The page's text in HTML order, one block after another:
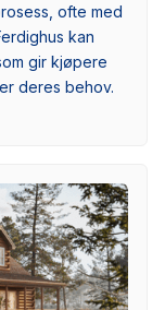
ofte med
kan
gir kjøpere
deres behov.